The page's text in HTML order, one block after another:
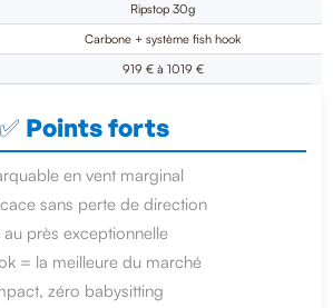
Ripstop 30g
Carbone + système fish hook
919 € à 1019 €
✅ Points forts
en vent marginal
sans perte de direction
près exceptionnelle
= la meilleure du marché
zéro babysitting